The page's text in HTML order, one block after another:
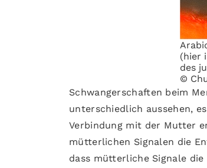
(hier
des
©
Schwangerschaften beim
unterschiedlich aussehen,
Verbindung mit der Mutter
mütterlichen Signalen die
dass mütterliche Signale